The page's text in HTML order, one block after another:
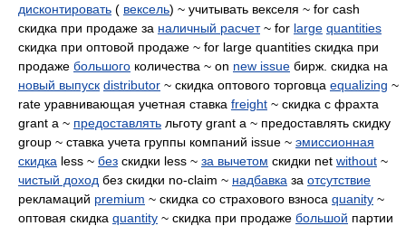
дисконтировать ( вексель) ~ учитывать векселя ~ for cash
скидка при продаже за наличный расчет~ for large quantities
скидка при оптовой продаже ~ for large quantities скидка при
продаже большого количества ~ on new issue бирж. скидка на
новый выпуск distributor ~ скидка оптового торговца equalizing ~
rate уравнивающая учетная ставка freight ~ скидка с фрахта
grant a ~ предоставлять льготу grant a ~ предоставлять скидку
group ~ ставка учета группы компаний issue ~ эмиссионная
скидка less ~ без скидки less ~ за вычетом скидки net without ~
чистый доход без скидки no-claim ~ надбавка за отсутствие
рекламаций premium ~ скидка со страхового взноса quanity ~
оптовая скидка quantity ~ скидка при продаже большой партии